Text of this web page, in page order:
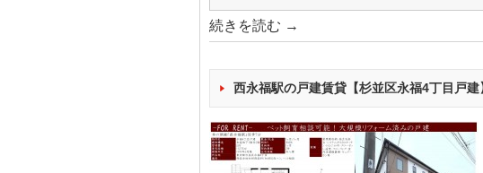
続きを読む →
西永福駅の戸建賃貸【杉並区永福4丁目戸建